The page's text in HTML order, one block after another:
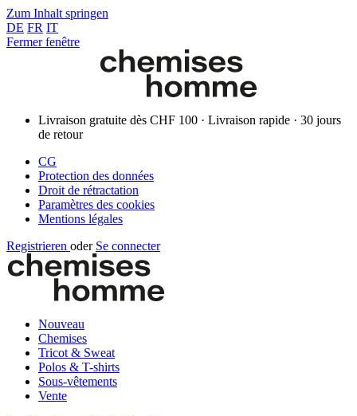
Zum Inhalt springen
DE FR IT
Fermer fenêtre
Livraison gratuite dès CHF 100 · Livraison rapide · 30 jours
de retour
CG
Protection des données
Droit de rétractation
Paramètres des cookies
Mentions légales
Registrieren oder Se connecter
Nouveau
Chemises
Tricot & Sweat
Polos & T-shirts
Sous-vêtements
Vente